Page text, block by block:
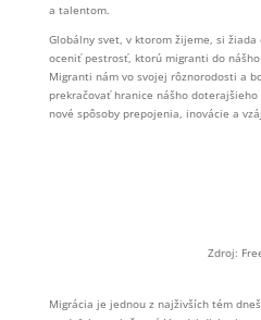
a talentom.
Globálny svet, v ktorom žijeme, si
oceniť pestrosť, ktorú migranti do
Migranti nám vo svojej rôznorodosti a
prekračovať hranice nášho
nové spôsoby prepojenia, inovácie a
Zdroj:
Migrácia je jednou z najživších tém